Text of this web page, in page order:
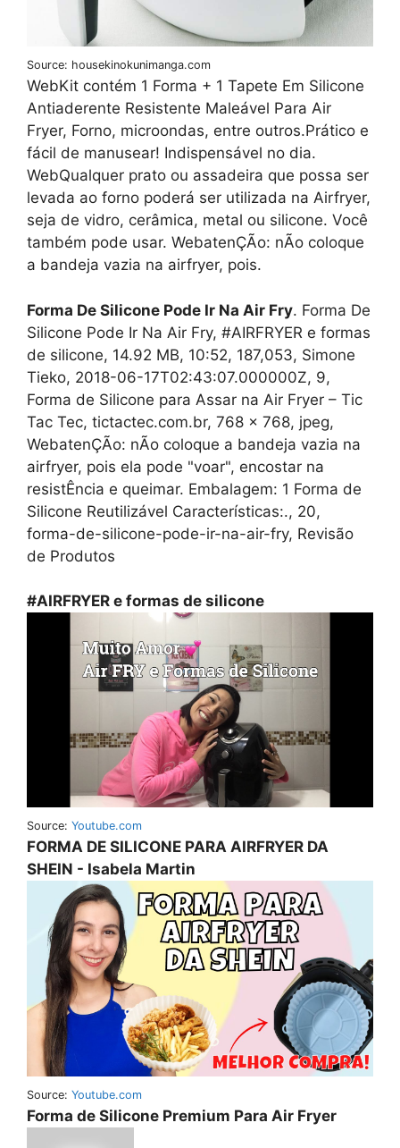
Source: housekinokunimanga.com
WebKit contém 1 Forma + 1 Tapete Em Silicone
Antiaderente Resistente Maleável Para Air
Fryer, Forno, microondas, entre outros.Prático e
fácil de manusear! Indispensável no dia.
WebQualquer prato ou assadeira que possa ser
levada ao forno poderá ser utilizada na Airfryer,
seja de vidro, cerâmica, metal ou silicone. Você
também pode usar. WebatenÇÃo: nÃo coloque
a bandeja vazia na airfryer, pois.
Forma De Silicone Pode Ir Na Air Fry. Forma De
Silicone Pode Ir Na Air Fry, #AIRFRYER e formas
de silicone, 14.92 MB, 10:52, 187,053, Simone
Tieko, 2018-06-17T02:43:07.000000Z, 9,
Forma de Silicone para Assar na Air Fryer – Tic
Tac Tec, tictactec.com.br, 768 x 768, jpeg,
WebatenÇÃo: nÃo coloque a bandeja vazia na
airfryer, pois ela pode "voar", encostar na
resistÊncia e queimar. Embalagem: 1 Forma de
Silicone Reutilizável Características:., 20,
forma-de-silicone-pode-ir-na-air-fry, Revisão
de Produtos
#AIRFRYER e formas de silicone
Source: Youtube.com
FORMA DE SILICONE PARA AIRFRYER DA
SHEIN - Isabela Martin
Source: Youtube.com
Forma de Silicone Premium Para Air Fryer